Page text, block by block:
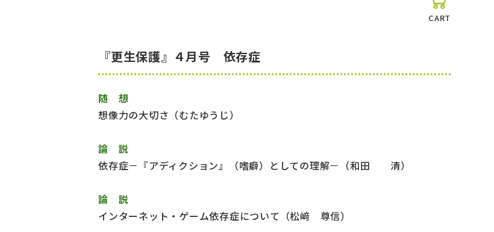
CART
『更生保護』４月号 依存症
随 想
想像力の大切さ（むたゆうじ）
論 説
依存症－『アディクション』（嗜癖）としての理解－（和田 清）
論 説
インターネット・ゲーム依存症について（松﨑 尊信）